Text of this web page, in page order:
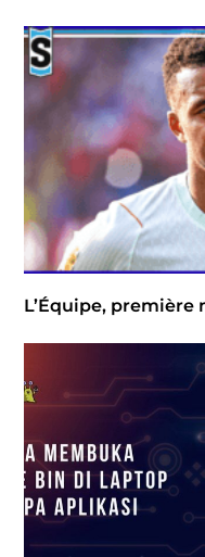
L’Équipe, première